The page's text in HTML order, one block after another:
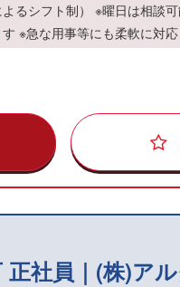
るシフト制） ※曜日は相談
※急な用事等にも柔軟に対
社員｜(株)アル